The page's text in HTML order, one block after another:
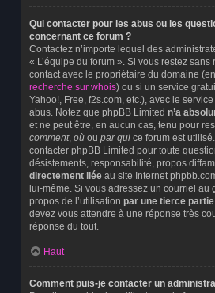
Qui contacter pour les abus ou les
concernant ce forum ?
Contactez n’importe lequel des
« L’équipe du forum ». Si vous restez
contact avec le propriétaire du domaine
recherche sur whois) ou si un service
Yahoo!, Free, f2s.com, etc.), avec le
abus. Notez que phpBB Limited n’a
et ne peut être, en aucun cas, tenu pour
comment, où ou par qui ce forum est
contacter phpBB Limited pour toute
désistements, responsabilité, propos
directement liée au site Internet
lui-même. Si vous adressez un courriel au
propos de l’utilisation par une tierce partie
devez vous attendre à une réponse très
réponse du tout.
Haut
Comment puis-je contacter un